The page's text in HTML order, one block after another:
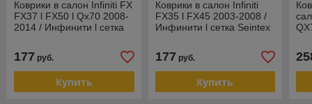
Коврики в салон Infiniti FX
FX37 l FX50 l Qx70 2008-
2014 / Инфинити l сетка
177 руб.
Купить
Коврики в салон Infiniti
FX35 l FX45 2003-2008 /
Инфинити l сетка Seintex
177 руб.
Купить